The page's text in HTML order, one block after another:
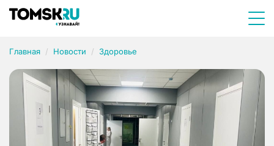
Главная Новости Здоровье